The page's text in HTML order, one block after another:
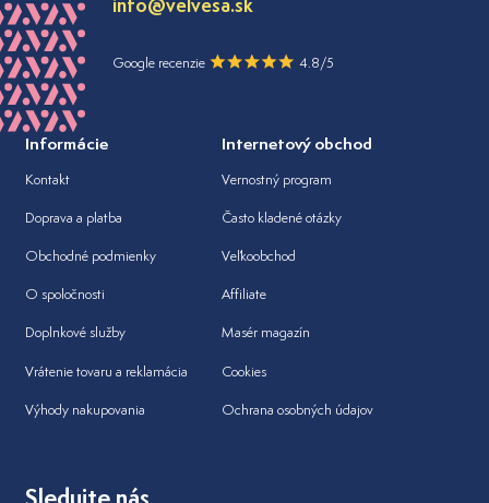
Google recenzie 4.8/5
Informácie
Kontakt
Doprava a platba
Obchodné podmienky
O spoločnosti
Doplnkové služby
Vrátenie tovaru a reklamácia
Výhody nakupovania
Internetový obchod
Vernostný program
Často kladené otázky
Veľkoobchod
Affiliate
Masér magazín
Cookies
Ochrana osobných údajov